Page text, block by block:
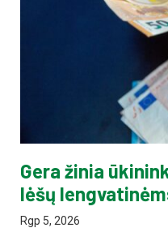
Gera žinia
lėšų
Rgp 5, 2026